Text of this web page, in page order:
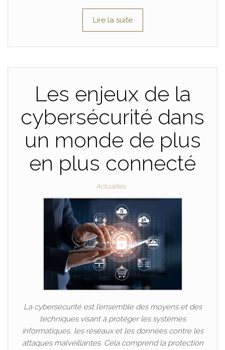
Lire la suite
Les enjeux de la
cybersécurité dans
un monde de plus
en plus connecté
Actualités
La cybersécurité est l’ensemble des moyens et des
techniques visant à protéger les systèmes
informatiques, les réseaux et les données contre les
attaques malveillantes. Cela comprend la protection